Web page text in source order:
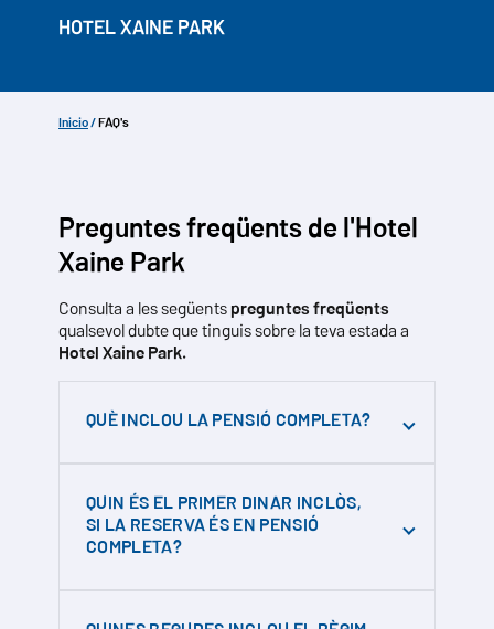
HOTEL XAINE PARK
Inicio/FAQ's
Preguntes freqüents de l'Hotel
Xaine Park
Consulta a les següents preguntes freqüents
qualsevol dubte que tinguis sobre la teva estada a
Hotel Xaine Park.
QUÈ INCLOU LA PENSIÓ COMPLETA?
La pensió completa inclou esmorzar, dinar,
sopar buffet.
Les begudes (aigua i vi) estan incloses per a
QUIN ÉS EL PRIMER DINAR INCLÒS,
SI LA RESERVA ÉS EN PENSIÓ
COMPLETA?
El règim de pensió completa, generalment,